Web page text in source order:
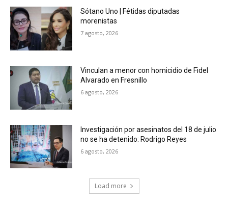
Sótano Uno | Fétidas diputadas
morenistas
7 agosto, 2026
Vinculan a menor con homicidio de Fidel
Alvarado en Fresnillo
6 agosto, 2026
Investigación por asesinatos del 18 de julio
no se ha detenido: Rodrigo Reyes
6 agosto, 2026
Load more